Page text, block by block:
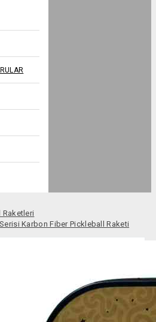
Raketleri
Karbon Fiber Pickleball Raketi